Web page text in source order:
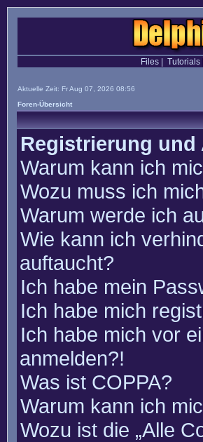
Files| Tutorials|
Aktuelle Zeit: Fr Aug 07, 2026 08:56
Foren-Übersicht
Registrierung und
Warum kann ich
Wozu muss ich
Warum werde ich
Wie kann ich
auftaucht?
Ich habe mein
Ich habe mich
Ich habe mich vor
anmelden?!
Was ist COPPA?
Warum kann ich
Wozu ist die „Alle